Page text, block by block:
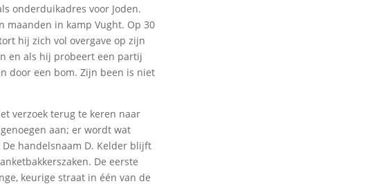
onderduikadres voor Joden.
maanden in kamp Vught. Op 30
hij zich vol overgave op zijn
en als hij probeert een partij
door een bom. Zijn been is niet
verzoek terug te keren naar
aan; er wordt wat
handelsnaam D. Kelder blijft
De eerste
keurige straat in één van de